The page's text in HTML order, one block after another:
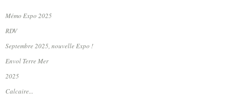
Mémo Expo 2025
RDV
Septembre 2025, nouvelle Expo !
Envol Terre Mer
2025
Calcaire...